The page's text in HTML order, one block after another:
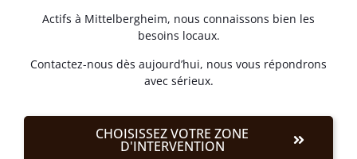
Actifs à Mittelbergheim, nous connaissons bien les
besoins locaux.
Contactez-nous dès aujourd’hui, nous vous répondrons
avec sérieux.
CHOISISSEZ VOTRE ZONE
D'INTERVENTION